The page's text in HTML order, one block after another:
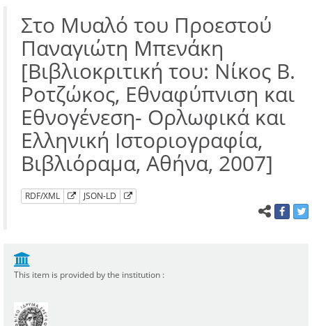
Στο Μυαλό του Προεστού
Παναγιώτη Μπενάκη
[Βιβλιοκριτική του: Νίκος Β.
Ροτζώκος, Εθναφύπνιση και
Εθνογένεση- Ορλωφικά και
Ελληνική Ιστοριογραφία,
Βιβλιόραμα, Αθήνα, 2007]
RDF/XML JSON-LD
This item is provided by the institution :